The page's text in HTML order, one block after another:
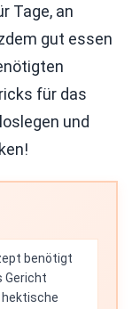
Tage, an
gut essen
für das
und
benötigt
Gericht